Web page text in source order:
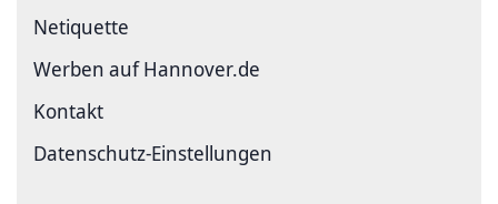
Netiquette
Werben auf Hannover.de
Kontakt
Datenschutz-Einstellungen